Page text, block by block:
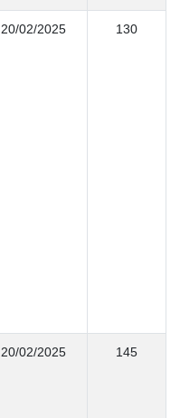
20/02/2025 130
20/02/2025 145